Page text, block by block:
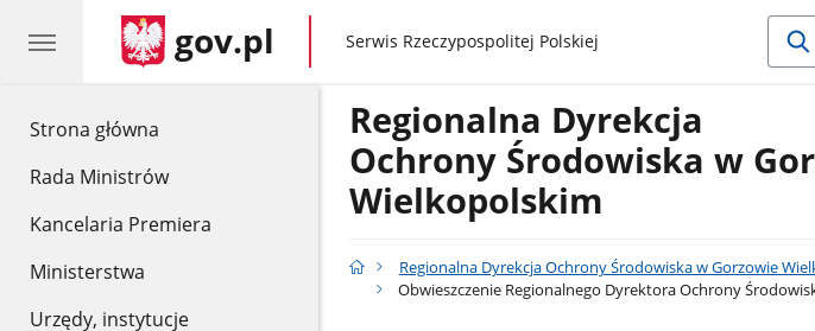
Strona główna
Rada Ministrów
Kancelaria Premiera
Ministerstwa
Urzędy, instytucje
gov.pl gov.pl
Serwis Rzeczypospolitej Polskiej
Regionalna Dyrekcja
Ochrony Środowiska w
Wielkopolskim
Regionalna Dyrekcja Ochrony Środowiska w Gorzowie
Obwieszczenie Regionalnego Dyrektora Ochrony